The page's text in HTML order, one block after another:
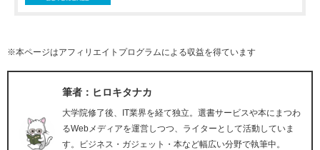
※本ページはアフィリエイトプログラムによる収益を得ています
筆者：ヒロキタナカ
大学院修了後、IT業界を経て独立。選書サービスや本にまつわ
るWebメディアを運営しつつ、ライターとして活動していま
す。ビジネス・ガジェット・本など幅広い分野で執筆中。